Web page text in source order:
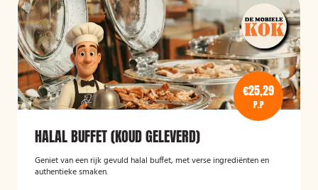
€25,29
P.P
HALAL BUFFET (KOUD GELEVERD)
Geniet van een rijk gevuld halal buffet, met verse ingrediënten en
authentieke smaken.